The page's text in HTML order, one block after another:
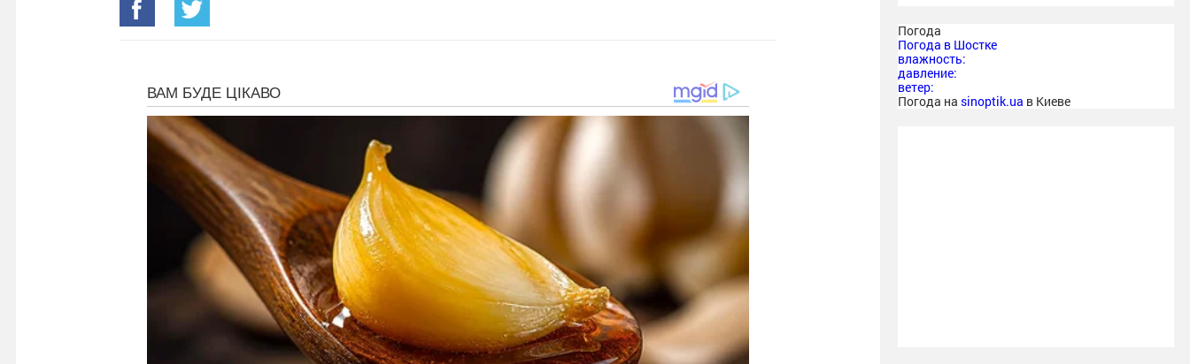
Погода
Погода в Шостке
влажность:
давление:
ветер:
Погода на sinoptik.ua в Киеве